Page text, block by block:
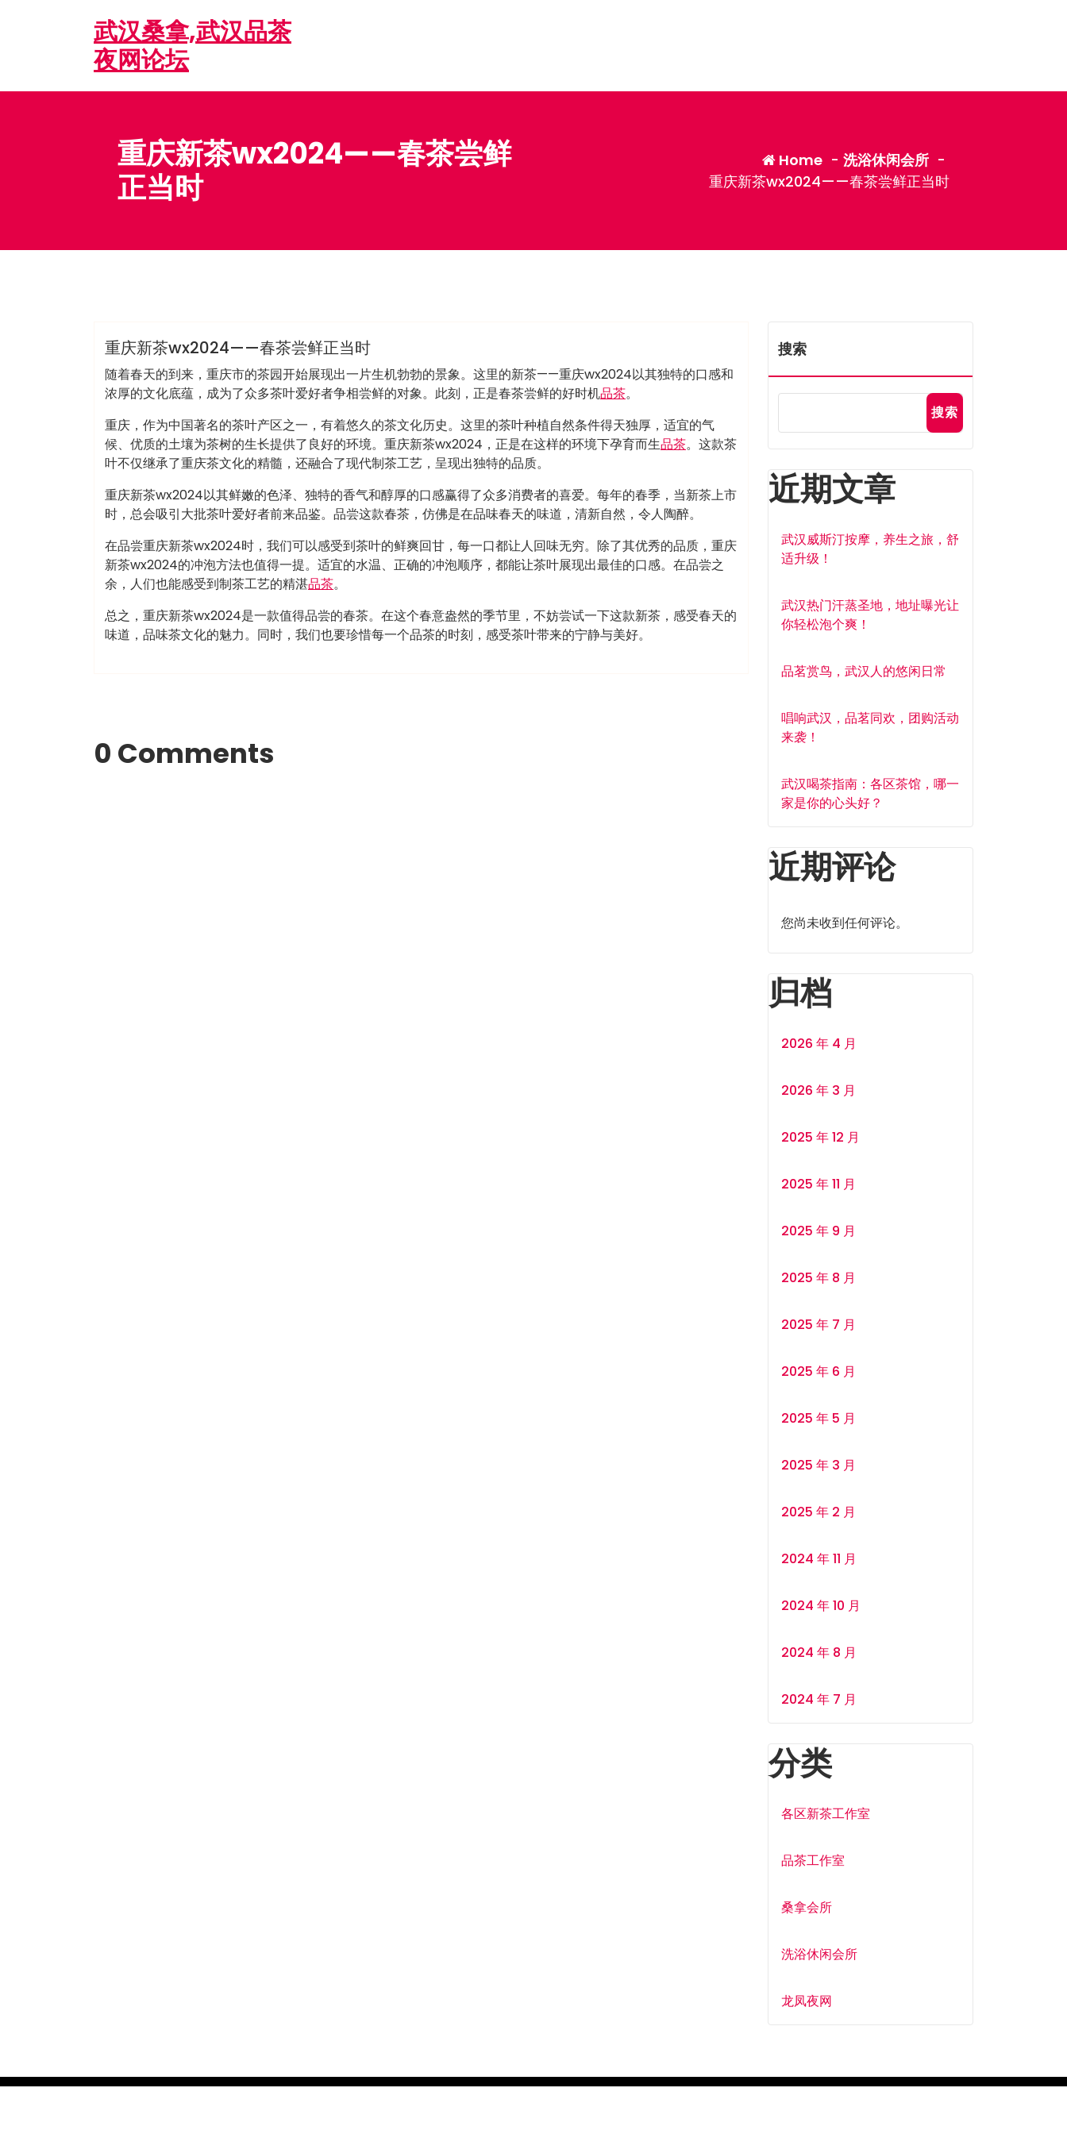
武汉桑拿,武汉品茶
夜网论坛
重庆新茶wx2024——春茶尝鲜
正当时
Home - 洗浴休闲会所 -
重庆新茶wx2024——春茶尝鲜正当时
洗浴休闲会所
重庆新茶wx2024——春茶尝鲜正当时
随着春天的到来，重庆市的茶园开始展现出一片生机勃勃的景象。这里的新茶——重庆wx2024以其独特的口感和
浓厚的文化底蕴，成为了众多茶叶爱好者争相尝鲜的对象。此刻，正是春茶尝鲜的好时机品茶。
重庆，作为中国著名的茶叶产区之一，有着悠久的茶文化历史。这里的茶叶种植自然条件得天独厚，适宜的气
候、优质的土壤为茶树的生长提供了良好的环境。重庆新茶wx2024，正是在这样的环境下孕育而生品茶。这款茶
叶不仅继承了重庆茶文化的精髓，还融合了现代制茶工艺，呈现出独特的品质。
重庆新茶wx2024以其鲜嫩的色泽、独特的香气和醇厚的口感赢得了众多消费者的喜爱。每年的春季，当新茶上市
时，总会吸引大批茶叶爱好者前来品鉴。品尝这款春茶，仿佛是在品味春天的味道，清新自然，令人陶醉。
在品尝重庆新茶wx2024时，我们可以感受到茶叶的鲜爽回甘，每一口都让人回味无穷。除了其优秀的品质，重庆
新茶wx2024的冲泡方法也值得一提。适宜的水温、正确的冲泡顺序，都能让茶叶展现出最佳的口感。在品尝之
余，人们也能感受到制茶工艺的精湛品茶。
总之，重庆新茶wx2024是一款值得品尝的春茶。在这个春意盎然的季节里，不妨尝试一下这款新茶，感受春天的
味道，品味茶文化的魅力。同时，我们也要珍惜每一个品茶的时刻，感受茶叶带来的宁静与美好。
0 Comments
搜索
搜索
近期文章
武汉威斯汀按摩，养生之旅，舒
适升级！
武汉热门汗蒸圣地，地址曝光让
你轻松泡个爽！
品茗赏鸟，武汉人的悠闲日常
唱响武汉，品茗同欢，团购活动
来袭！
武汉喝茶指南：各区茶馆，哪一
家是你的心头好？
近期评论
您尚未收到任何评论。
归档
2026 年 4 月
2026 年 3 月
2025 年 12 月
2025 年 11 月
2025 年 9 月
2025 年 8 月
2025 年 7 月
2025 年 6 月
2025 年 5 月
2025 年 3 月
2025 年 2 月
2024 年 11 月
2024 年 10 月
2024 年 8 月
2024 年 7 月
分类
各区新茶工作室
品茶工作室
桑拿会所
洗浴休闲会所
龙凤夜网